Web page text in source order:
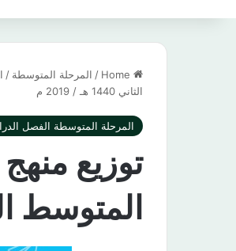
/ المرحلة المتوسطة /
الثاني 1440 هـ / 2019 م
المرحلة المتوسطة الفصل
توزيع
المتوسط الفصل